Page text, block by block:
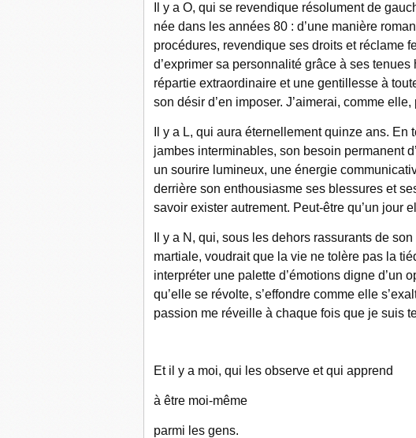
Il y a O, qui se revendique résolument de
née dans les années 80 : d’une manière
procédures, revendique ses droits et réclame
d’exprimer sa personnalité grâce à ses
répartie extraordinaire et une gentillesse à
son désir d’en imposer. J’aimerai, comme
Il y a L, qui aura éternellement quinze ans.
jambes interminables, son besoin permanent
un sourire lumineux, une énergie
derrière son enthousiasme ses blessures et
savoir exister autrement. Peut-être qu’un jour
Il y a N, qui, sous les dehors rassurants de
martiale, voudrait que la vie ne tolère pas la
interpréter une palette d’émotions digne d’un
qu’elle se révolte, s’effondre comme elle
passion me réveille à chaque fois que je suis
Et il y a moi, qui les observe et qui apprend
à être moi-même
parmi les gens.